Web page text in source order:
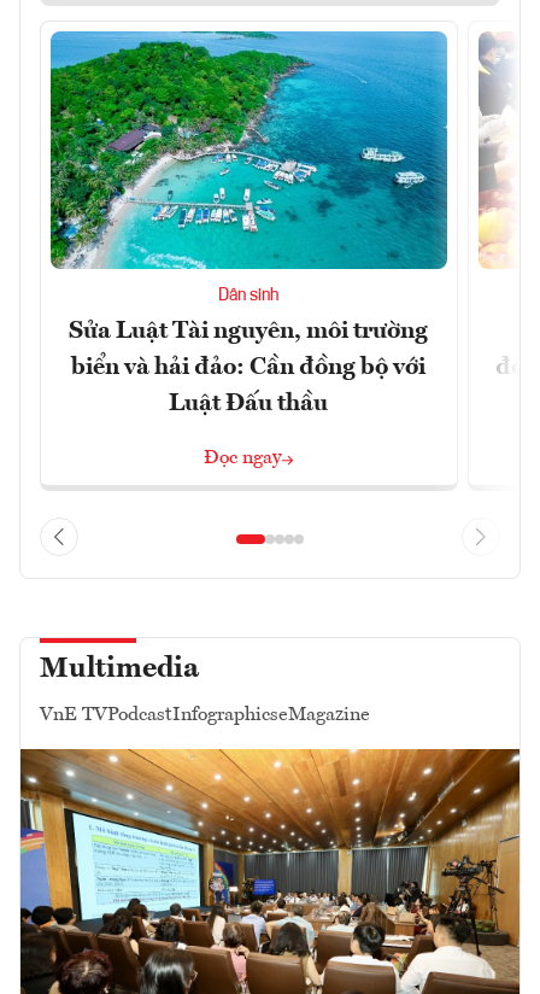
Dân sinh
Sửa Luật Tài nguyên, môi trường
biển và hải đảo: Cần đồng bộ với
Luật Đấu thầu
Đọc ngay
Multimedia
VnE TVPodcastInfographicseMagazine